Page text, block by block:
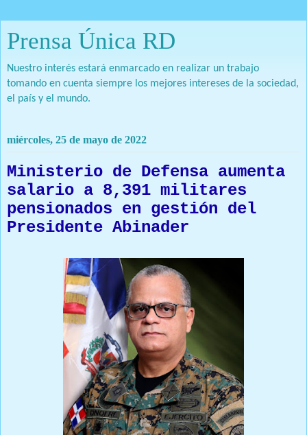
Prensa Única RD
Nuestro interés estará enmarcado en realizar un trabajo
tomando en cuenta siempre los mejores intereses de la sociedad,
el país y el mundo.
miércoles, 25 de mayo de 2022
Ministerio de Defensa aumenta
salario a 8,391 militares
pensionados en gestión del
Presidente Abinader